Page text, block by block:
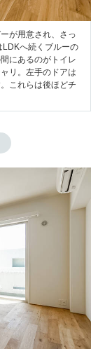
が用意され、さっ
へ続くブルーの
にあるのがトイレ
リ。左手のドアは
これらは後ほどチ